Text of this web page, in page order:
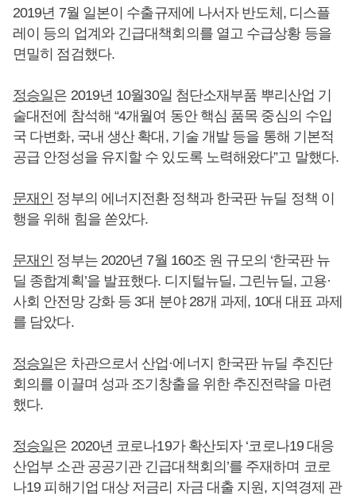
2019년 7월 일본이 수출규제에 나서자 반도체, 디스플
레이 등의 업계와 긴급대책회의를 열고 수급상황 등을
면밀히 점검했다.
정승일은 2019년 10월30일 첨단소재부품 뿌리산업 기
술대전에 참석해 “4개월여 동안 핵심 품목 중심의 수입
국 다변화, 국내 생산 확대, 기술 개발 등을 통해 기본적
공급 안정성을 유지할 수 있도록 노력해왔다”고 말했다.
문재인 정부의 에너지전환 정책과 한국판 뉴딜 정책 이
행을 위해 힘을 쏟았다.
문재인 정부는 2020년 7월 160조 원 규모의 ‘한국판 뉴
딜 종합계획’을 발표했다. 디지털뉴딜, 그린뉴딜, 고용·
사회 안전망 강화 등 3대 분야 28개 과제, 10대 대표 과제
를 담았다.
정승일은 차관으로서 산업·에너지 한국판 뉴딜 추진단
회의를 이끌며 성과 조기창출을 위한 추진전략을 마련
했다.
정승일은 2020년 코로나19가 확산되자 ‘코로나19 대응
산업부 소관 공공기관 긴급대책회의’를 주재하며 코로
나19 피해기업 대상 저금리 자금 대출 지원, 지역경제 관